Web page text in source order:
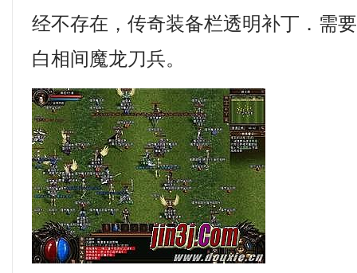
经不存在，传奇装备栏透明补丁．需
白相间魔龙刀兵。